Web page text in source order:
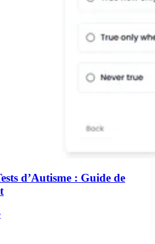
d’Autisme : Guide de